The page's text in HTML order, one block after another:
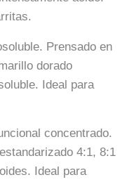
Prensado en
dorado
Ideal para
concentrado.
4:1, 8:1
Ideal para